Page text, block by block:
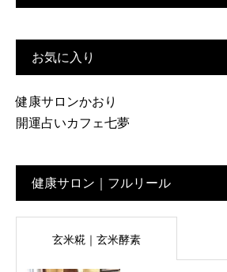
お気に入り
健康サロンかおり
開運占いカフェ七夢
健康サロン｜フルリール
玄米糀｜玄米酵素